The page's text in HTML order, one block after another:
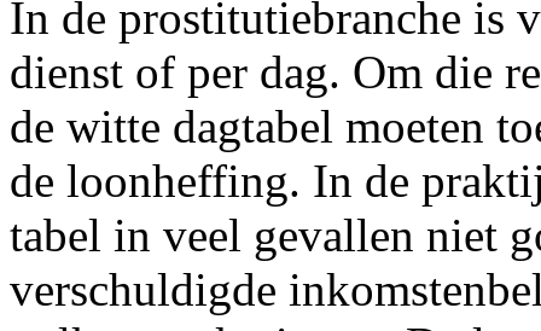
In de prostitutiebranche is
dienst of per dag. Om die
de witte dagtabel moeten
de loonheffing. In de
tabel in veel gevallen niet
verschuldigde